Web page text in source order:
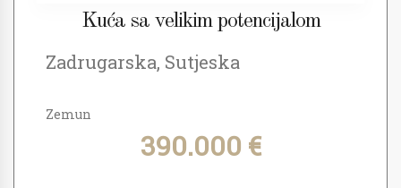
Kuća sa velikim potencijalom
Zadrugarska, Sutjeska
Zemun
390.000 €